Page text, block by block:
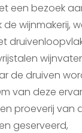
een bezoek
wijnmakerij,
de druiven
van deze
proeverij van
geserveerd,